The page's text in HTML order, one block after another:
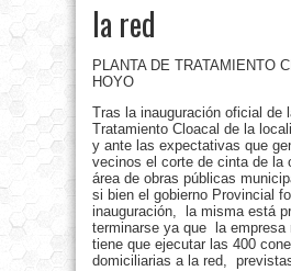
la red
PLANTA DE TRATAMIENTO
HOYO
Tras la inauguración oficial de
Tratamiento Cloacal de la
y ante las expectativas que
vecinos el corte de cinta de la
área de obras públicas
si bien el gobierno Provincial
inauguración, la misma está
terminarse ya que la empresa
tiene que ejecutar las 400
domiciliarias a la red,